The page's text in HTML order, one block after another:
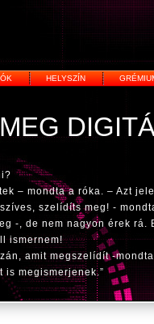
HELYSZÍN
– mondta a róka. – Azt
szelídíts meg! -
-, de nem nagyon érek rá.
ismernem!
amit megszelídít -
is megismerjenek.”